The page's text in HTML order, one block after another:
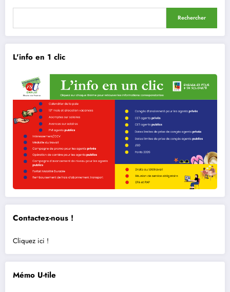
Rechercher
L'info en 1 clic
Contactez-nous !
Cliquez ici !
Mémo U-tile